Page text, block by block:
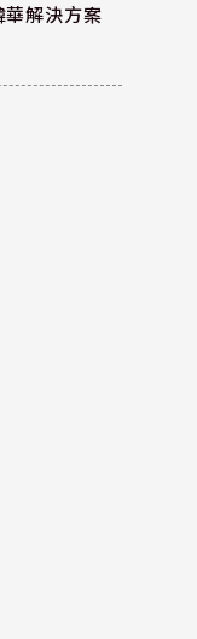
華解決方案